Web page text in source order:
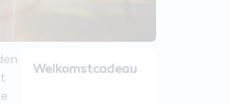
Welkomstcadeau